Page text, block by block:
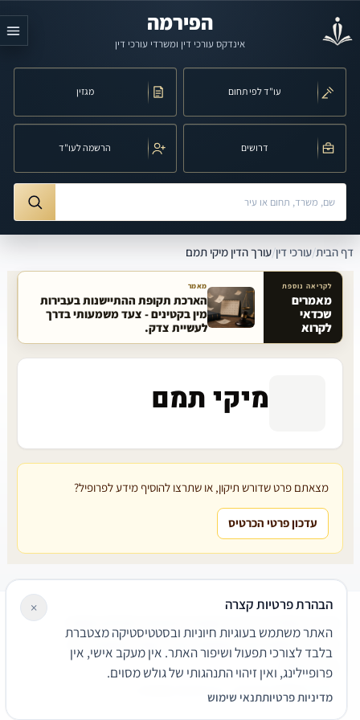
הפירמה
אינדקס עורכי דין ומשרדי עורכי דין
עו"ד לפי תחום מגזין
דרושים הרשמה לעו"ד
חיפוש לפי שם, משרד, תחום משפט או עיר
דף הבית/עורכי דין/עורך הדין מיקי תמם
מאמרים קשורים באתר
לקריאה נוספת
מאמרים
שכדאי
לקרוא
מאמר
הארכת תקופת ההתיישנות בעבירות
מין בקטינים - צעד משמעותי בדרך
לעשיית צדק.
מיקי תמם
מצאתם פרט שדורש תיקון, או שתרצו להוסיף מידע לפרופיל?
עדכון פרטי הכרטיס
שירותים משפטיים
דרושים צור קשר נגישותפרטיות
תנאי שימוש
© 2026 הפירמה. כל הזכויות שמורות.
הבהרת פרטיות קצרה
האתר משתמש בעוגיות חיוניות ובסטטיסטיקה מצטברת
בלבד לצורכי תפעול ושיפור האתר. אין מעקב אישי, אין
פרופיילינג, ואין זיהוי התנהגותי של גולש מסוים.
מדיניות פרטיותתנאי שימוש
×